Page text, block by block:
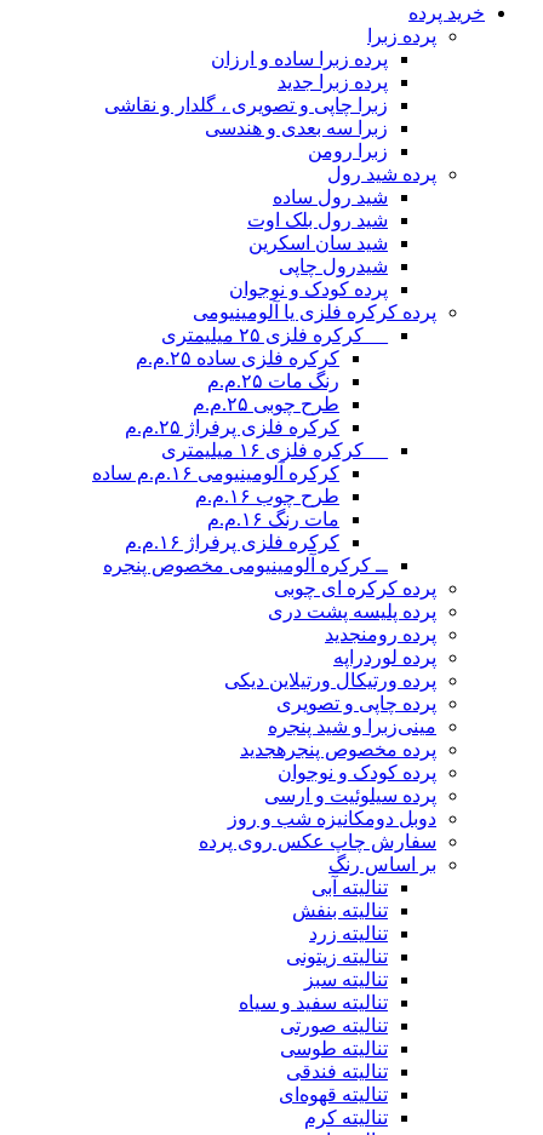
خرید پرده
پرده زبرا
پرده زبرا ساده و ارزان
پرده زبرا جدید
زبرا چاپی و تصویری ، گلدار و نقاشی
زبرا سه بعدی و هندسی
زبرا رومن
پرده شید رول
شید رول ساده
شید رول بلک اوت
شید سان اسکرین
شیدرول چاپی
پرده کودک و نوجوان
پرده کرکره فلزی یا آلومینیومی
__ کرکره فلزی ۲۵ میلیمتری
کرکره فلزی ساده ۲۵.م.م
رنگ مات ۲۵.م.م
طرح چوبی ۲۵.م.م
کرکره فلزی پرفراژ ۲۵.م.م
__ کرکره فلزی ۱۶ میلیمتری
کرکره آلومینیومی ۱۶.م.م ساده
طرح چوب ۱۶.م.م
مات رنگ ۱۶.م.م
کرکره فلزی پرفراژ ۱۶.م.م
ــ کرکره آلومینیومی مخصوص پنجره
پرده کرکره ای چوبی
پرده پلیسه پشت دری
پرده رومنجدید
پرده لوردراپه
پرده ورتیکال ورتیلاین دیکی
پرده چاپی و تصویری
مینی‌زبرا و شید پنجره
پرده مخصوص پنجره جدید
پرده کودک و نوجوان
پرده سیلوئیت و ارسی
دوبل دومکانیزه شب و روز
سفارش چاپ عکس روی پرده
بر اساس رنگ
تنالیته آبی
تنالیته بنفش
تنالیته زرد
تنالیته زیتونی
تنالیته سبز
تنالیته سفید و سیاه
تنالیته صورتی
تنالیته طوسی
تنالیته فندقی
تنالیته قهوه‌ای
تنالیته کرم